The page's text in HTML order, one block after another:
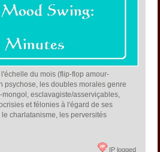
du mois (flip-flop amour-
psychose, les doubles morales genre
esclavagiste/asserviçables,
et félonies à l'égard de ses
charlatanisme, les perversités
IP logged